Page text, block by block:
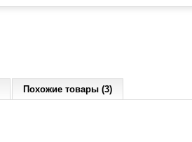
Похожие товары (3)